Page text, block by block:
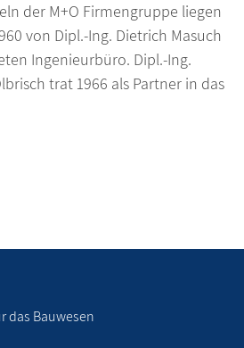
der M+O Firmengruppe liegen
von Dipl.-Ing. Dietrich Masuch
Ingenieurbüro. Dipl.-Ing.
trat 1966 als Partner in das
das Bauwesen